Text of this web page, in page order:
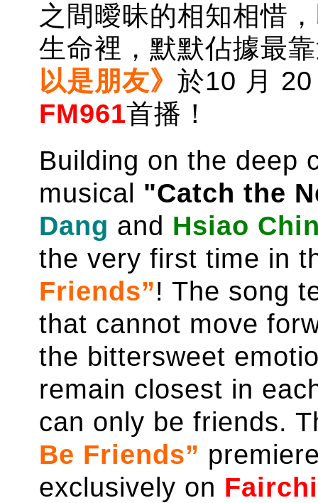
之間曖昧的相知相惜
生命裡，默默佔據最
以是朋友》 於10 月
FM961首播！
Building on the deep
musical "Catch the
Dang and Hsiao
the very first time in
Friends”! The song
that cannot move
the bittersweet
remain closest in
can only be friends.
Be Friends”
exclusively on